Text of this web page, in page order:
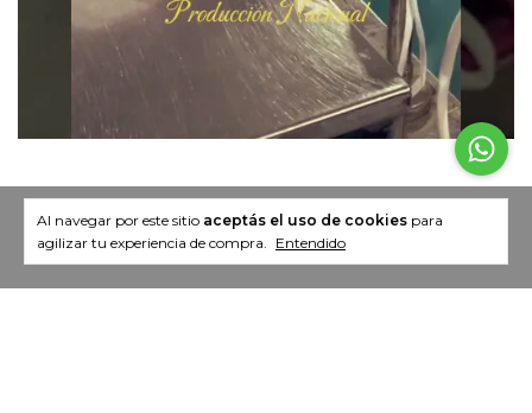
Al navegar por este sitio aceptás el uso de cookies para
agilizar tu experiencia de compra. Entendido
Newsletter